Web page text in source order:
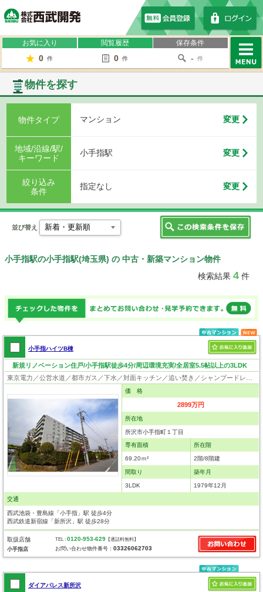
お気に入り
0 件
閲覧履歴
0 件
保存条件
- 件
物件を探す
物件タイプ マンション 変更
地域/沿線/駅/
キーワード
小手指駅 変更
絞り込み
条件
指定なし 変更
並び替え
小手指駅の小手指駅(埼玉県) の 中古・新築マンション物件
検索結果 4件
小手指ハイツB棟
新規リノベーション住戸/小手指駅徒歩4分/周辺環境充実/全居室5.5帖以上の3LDK
価 格
2899万円
所在地
所沢市小手指町１丁目
専有面積
69.20ｍ²
所在階
2階/8階建
間取り
3LDK
築年月
1979年12月
交通
西武池袋・豊島線「小手指」駅 徒歩4分
西武鉄道新宿線「新所沢」駅 徒歩28分
取扱店舗
小手指店
TEL :0120-953-629 【通話料無料】
お問い合わせ物件番号：03326062703
ダイアパレス新所沢